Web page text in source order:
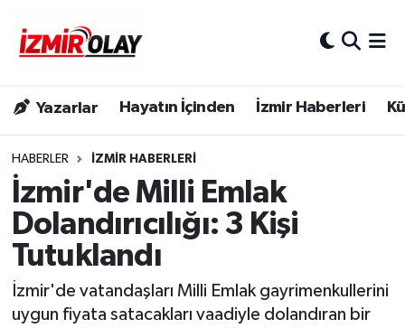
Yazarlar Hayatın İçinden İzmir Haberleri
HABERLER İZMIR HABERLERI
İzmir'de Milli Emlak
Dolandırıcılığı: 3 Kişi
Tutuklandı
İzmir'de vatandaşları Milli Emlak gayrimenkullerini
uygun fiyata satacakları vaadiyle dolandıran bir
Konak Trafik Yoğunluk Haritası
Süper Lig Puan Durumu ve Fikstür
Tüm Manşetler
Son Dakika Haberleri
Haber Arşivi